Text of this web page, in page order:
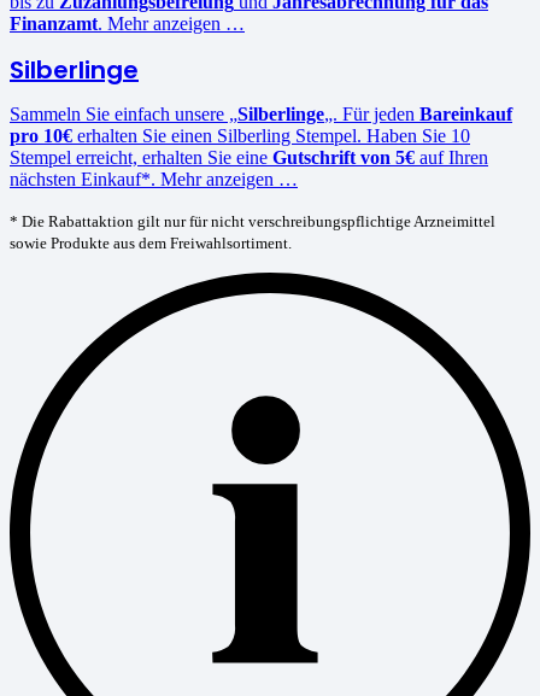
Finanzamt. Mehr anzeigen …
Silberlinge
Sammeln Sie einfach unsere „Silberlinge„. Für jeden Bareinkauf
pro 10€ erhalten Sie einen Silberling Stempel. Haben Sie 10
Stempel erreicht, erhalten Sie eine Gutschrift von 5€ auf Ihren
nächsten Einkauf*. Mehr anzeigen …
* Die Rabattaktion gilt nur für nicht verschreibungspflichtige Arzneimittel
sowie Produkte aus dem Freiwahlsortiment.